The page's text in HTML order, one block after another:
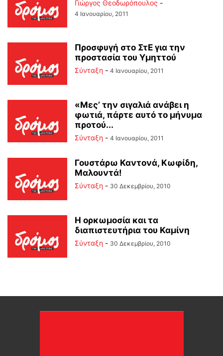
Γιώργος Θεοδωρόπουλος -
4 Ιανουαρίου, 2011
Προσφυγή στο ΣτΕ για την
προστασία του Υμηττού
Σύνταξη - 4 Ιανουαρίου, 2011
«Μες’ την σιγαλιά ανάβει η
φωτιά, πάρτε αυτό το μήνυμα
προτού...
Σύνταξη - 4 Ιανουαρίου, 2011
Γουστάρω Καντονά, Κωφίδη,
Μαλουντά!
Σύνταξη - 30 Δεκεμβρίου, 2010
Η ορκωμοσία και τα
διαπιστευτήρια του Καμίνη
Σύνταξη - 30 Δεκεμβρίου, 2010